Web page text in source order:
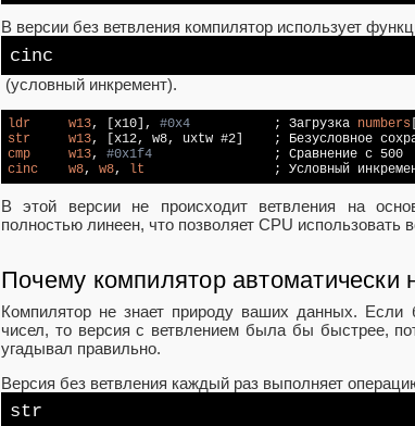
В версии без ветвления компилятор использует
cinc
(условный инкремент).
ldr w13, [x10] , #0x4
           ; Загрузка
numbers
str
w13, [x12, w8, uxtw #2]
; Безусловное
cmp
w13, #0x1f4
cinc
w8, w8, lt
; Условный
В этой версии не происходит ветвления на
полностью линеен, что позволяет CPU использовать
Почему компилятор автоматически
Компилятор не знает природу ваших данных.
чисел, то версия с ветвлением была бы быстрее,
угадывал правильно.
Версия без ветвления каждый раз выполняет
str